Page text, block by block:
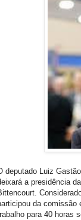
deputado Luiz
a presidência
da comissão
para 40 horas